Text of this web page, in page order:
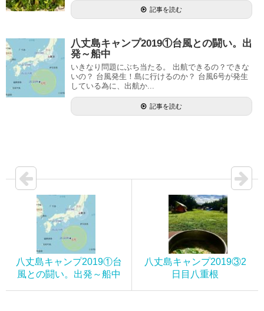
記事を読む
八丈島キャンプ2019①台風との闘い。出
発～船中
いきなり問題にぶち当たる。 出航できるの？できな
いの？ 台風発生！島に行けるのか？ 台風6号が発生
している為に、出航か...
記事を読む
八丈島キャンプ2019①台
風との闘い。出発～船中
八丈島キャンプ2019③2
日目八重根